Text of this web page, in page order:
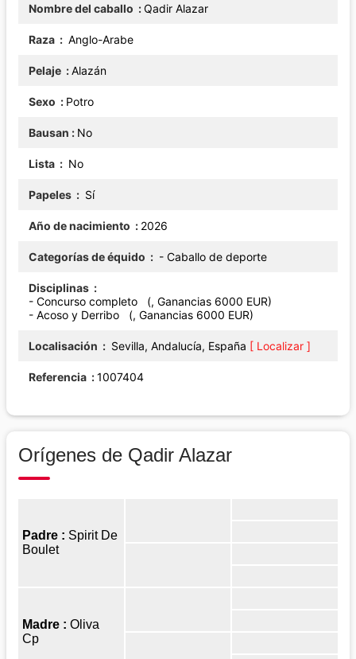
Nombre del caballo Qadir Alazar
Raza Anglo-Arabe
Pelaje Alazán
Sexo Potro
Bausan No
Lista No
Papeles Sí
Año de nacimiento 2026
Categorías de équido - Caballo de deporte
Disciplinas
- Concurso completo (, Ganancias 6000 EUR)
- Acoso y Derribo (, Ganancias 6000 EUR)
Localisación Sevilla, Andalucía, España [ Localizar ]
Referencia 1007404
Orígenes de Qadir Alazar
Padre : Spirit De
Boulet
Madre : Oliva
Cp